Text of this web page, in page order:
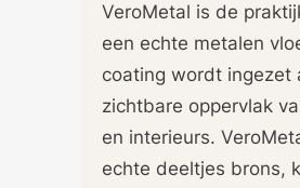
VeroMetal is de
een echte metalen
coating wordt ingezet
zichtbare oppervlak
en interieurs.
echte deeltjes brons,